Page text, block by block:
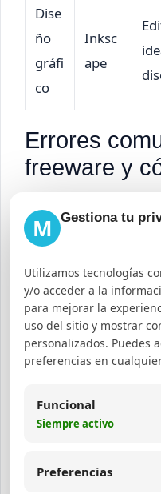
Dise
ño
gráfi
co
Inksc
ape
Errores
freeware y
El uso de freeware
desafíos si no se
Descargar
aumenta el
modificadas.
programas
correctamente en
Ignorar
M Gestiona tu
Utilizamos tecnologías
y/o acceder a la
para mejorar la
uso del sitio y mostrar
personalizados. Puedes
preferencias en
Funcional
Siempre activo
Preferencias